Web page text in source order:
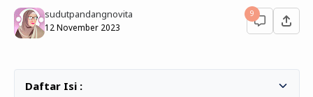
EDUKASI
FINANCE & BUSINESS
SELF DEVELOPMENT
sudutpandangnovita
12 November 2023
9